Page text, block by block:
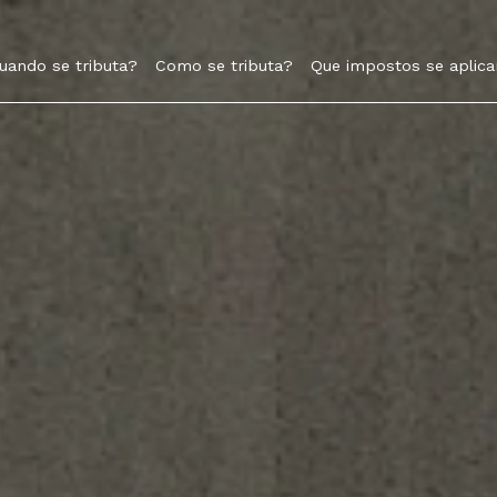
se tributa? Como se tributa? Que impostos se